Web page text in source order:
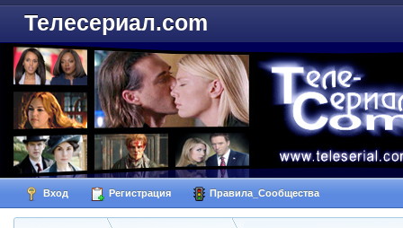
Телесериал.com
Вход Регистрация Правила_Сообщества